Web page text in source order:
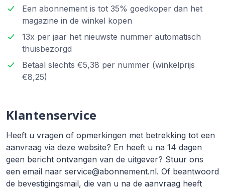
Een abonnement is tot 35% goedkoper dan het
magazine in de winkel kopen
13x per jaar het nieuwste nummer automatisch
thuisbezorgd
Betaal slechts €5,38 per nummer (winkelprijs
€8,25)
Klantenservice
Heeft u vragen of opmerkingen met betrekking tot een
aanvraag via deze website? En heeft u na 14 dagen
geen bericht ontvangen van de uitgever? Stuur ons
een email naar service@abonnement.nl. Of beantwoord
de bevestigingsmail, die van u na de aanvraag heeft